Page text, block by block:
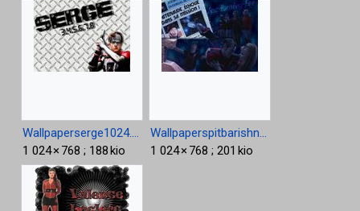
Wallpaperserge1024.jpg
1 024 × 768 ; 188 kio
Wallpaperspitbarishnyfire 1024.jpg
1 024 × 768 ; 201 kio